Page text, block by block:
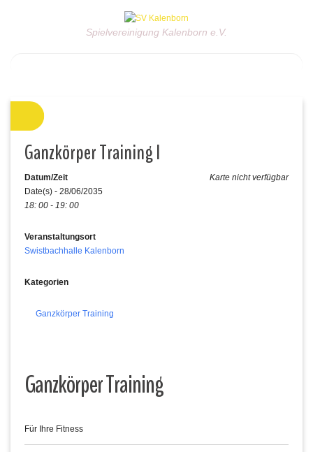
Spielvereinigung Kalenborn e.V.
Ganzkörper Training I
Karte nicht verfügbar
Datum/Zeit
Date(s) - 28/06/2035
18: 00 - 19: 00
Veranstaltungsort
Swistbachhalle Kalenborn
Kategorien
Ganzkörper Training
Ganzkörper Training
Für Ihre Fitness